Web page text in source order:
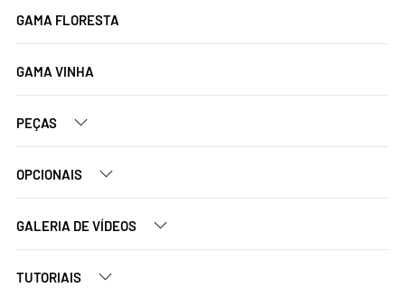
GAMA FLORESTA
GAMA VINHA
PEÇAS
OPCIONAIS
GALERIA DE VÍDEOS
TUTORIAIS